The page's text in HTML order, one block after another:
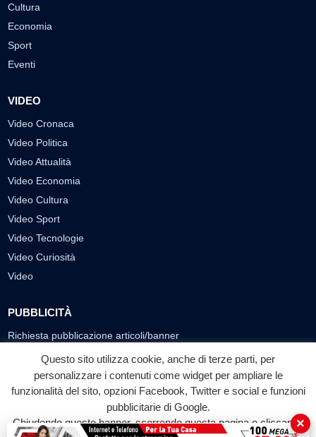
Cultura
Economia
Sport
Eventi
VIDEO
Video Cronaca
Video Politica
Video Attualità
Video Economia
Video Cultura
Video Sport
Video Tecnologie
Video Curiosità
Video
PUBBLICITÀ
Richiesta pubblicazione articoli/banner
SEGUICI SUI SOCIAL
f
Facebook
◎ ▶
YouTube
Questo sito utilizza cookie, anche di terze parti, per
personalizzare i contenuti come widget per ampliare le
funzionalità del sito, opzioni Facebook, Twitter e social e funzioni
pubblicitarie di Google.
Chiudendo questo banner, scorrendo questa pagina o cliccando
×